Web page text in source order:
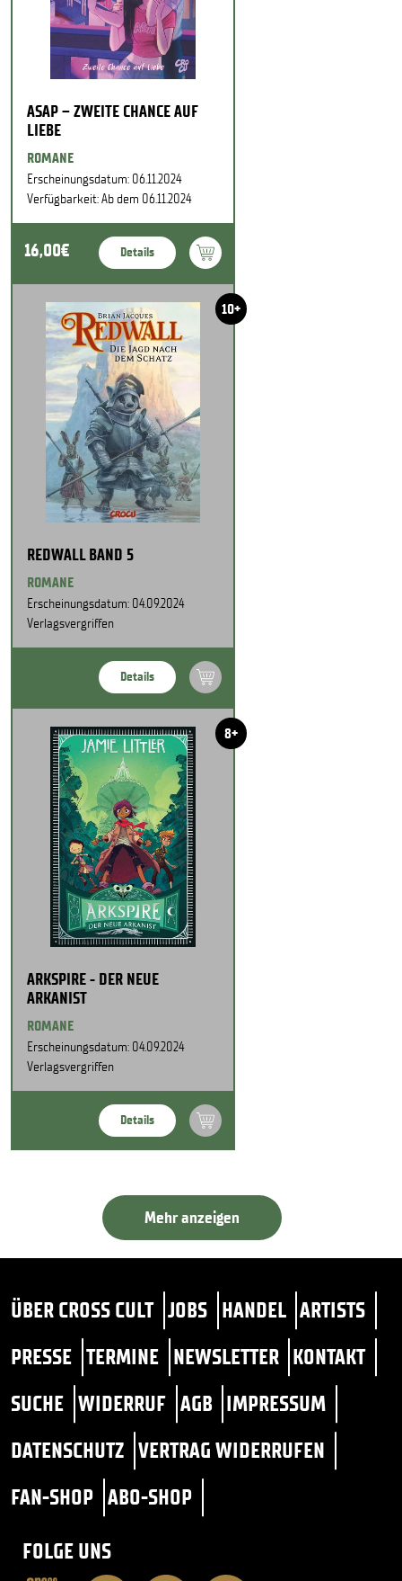
ASAP – ZWEITE CHANCE AUF
LIEBE
ROMANE
Erscheinungsdatum: 06.11.2024
Verfügbarkeit: Ab dem 06.11.2024
16,00€ Details
10+
REDWALL BAND 5
ROMANE
Erscheinungsdatum: 04.09.2024
Verlagsvergriffen
Details
8+
ARKSPIRE - DER NEUE
ARKANIST
ROMANE
Erscheinungsdatum: 04.09.2024
Verlagsvergriffen
Details
Mehr anzeigen
ÜBER CROSS CULT JOBS HANDEL ARTISTS
PRESSE TERMINE NEWSLETTER KONTAKT
SUCHE WIDERRUF AGB IMPRESSUM
DATENSCHUTZ VERTRAG WIDERRUFEN
FAN-SHOP ABO-SHOP
FOLGE UNS